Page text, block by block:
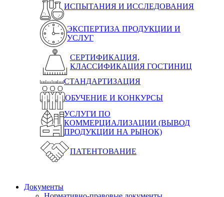
ИСПЫТАНИЯ И ИССЛЕДОВАНИЯ
ЭКСПЕРТИЗА ПРОДУКЦИИ И
УСЛУГ
СЕРТИФИКАЦИЯ,
КЛАССИФИКАЦИЯ ГОСТИНИЦ
СТАНДАРТИЗАЦИЯ
ОБУЧЕНИЕ И КОНКУРСЫ
УСЛУГИ ПО
КОММЕРЦИАЛИЗАЦИИ (ВЫВОД
ПРОДУКЦИИ НА РЫНОК)
ПАТЕНТОВАНИЕ
Документы